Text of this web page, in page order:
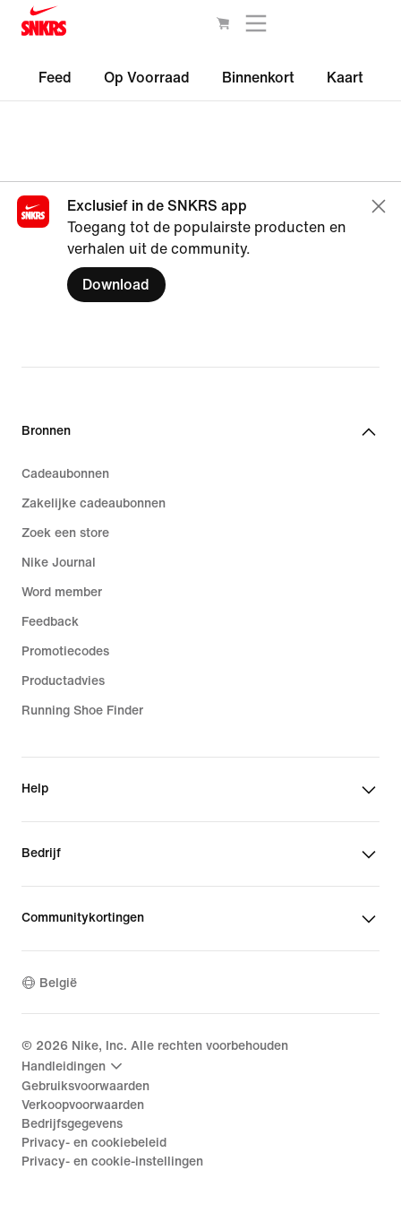
Feed Op Voorraad Binnenkort Kaart
Exclusief in de SNKRS app
Toegang tot de populairste producten en
verhalen uit de community.
Download
Bronnen
Cadeaubonnen
Zakelijke cadeaubonnen
Zoek een store
Nike Journal
Word member
Feedback
Promotiecodes
Productadvies
Running Shoe Finder
Help
Bedrijf
Communitykortingen
België
© 2026 Nike, Inc. Alle rechten voorbehouden
Handleidingen
Gebruiksvoorwaarden
Verkoopvoorwaarden
Bedrijfsgegevens
Privacy- en cookiebeleid
Privacy- en cookie-instellingen